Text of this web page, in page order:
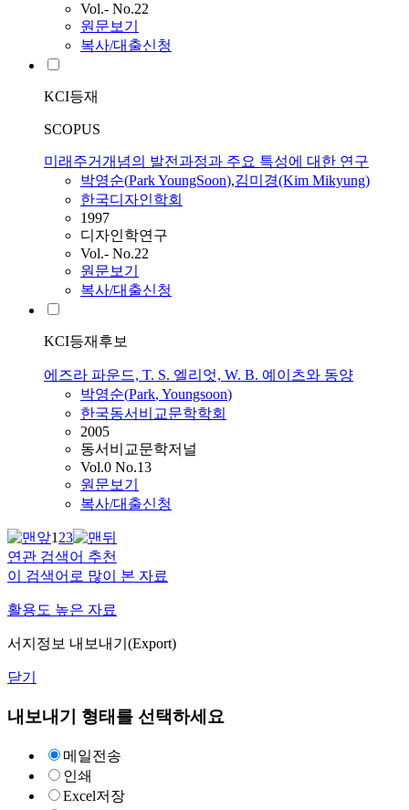
Vol.- No.22
원문보기
복사/대출신청
KCI등재
SCOPUS
미래주거개념의 발전과정과 주요 특성에 대한 연구
박영순(ParkYoungSoon),김미경(Kim Mikyung)
한국디자인학회
1997
디자인학연구
Vol.- No.22
원문보기
복사/대출신청
KCI등재후보
에즈라 파운드, T. S. 엘리엇, W. B. 예이츠와 동양
박영순(Park, Youngsoon)
한국동서비교문학학회
2005
동서비교문학저널
Vol.0 No.13
원문보기
복사/대출신청
123
연관 검색어 추천
이 검색어로 많이 본 자료
활용도 높은 자료
서지정보 내보내기(Export)
닫기
내보내기 형태를 선택하세요
메일전송
인쇄
Excel저장